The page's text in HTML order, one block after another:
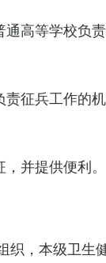
高等学校负
征兵工作的
并提供便利。
织，本级卫生